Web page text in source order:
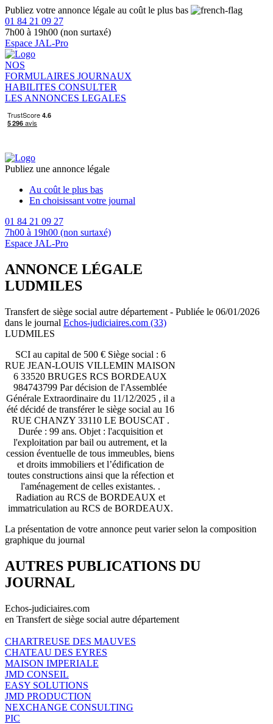
Publiez votre annonce légale au coût le plus bas
01 84 21 09 27
7h00 à 19h00 (non surtaxé)
Espace JAL-Pro
NOS
FORMULAIRES JOURNAUX
HABILITES CONSULTER
LES ANNONCES LEGALES
Publiez une annonce légale
Au coût le plus bas
En choisissant votre journal
01 84 21 09 27
7h00 à 19h00 (non surtaxé)
Espace JAL-Pro
ANNONCE LÉGALE
LUDMILES
Transfert de siège social autre département - Publiée le 06/01/2026
dans le journal Echos-judiciaires.com (33)
LUDMILES
SCI au capital de 500 € Siège social : 6
RUE JEAN-LOUIS VILLEMIN MAISON
6 33520 BRUGES RCS BORDEAUX
984743799 Par décision de l'Assemblée
Générale Extraordinaire du 11/12/2025 , il a
été décidé de transférer le siège social au 16
RUE CHANZY 33110 LE BOUSCAT .
Durée : 99 ans. Objet : l'acquisition et
l'exploitation par bail ou autrement, et la
cession éventuelle de tous immeubles, biens
et droits immobiliers et l’édification de
toutes constructions ainsi que la réfection et
l'aménagement de celles existantes. .
Radiation au RCS de BORDEAUX et
immatriculation au RCS de BORDEAUX.
La présentation de votre annonce peut varier selon la composition
graphique du journal
AUTRES PUBLICATIONS DU
JOURNAL
Echos-judiciaires.com
en Transfert de siège social autre département
CHARTREUSE DES MAUVES
CHATEAU DES EYRES
MAISON IMPERIALE
JMD CONSEIL
EASY SOLUTIONS
JMD PRODUCTION
NEXCHANGE CONSULTING
PIC